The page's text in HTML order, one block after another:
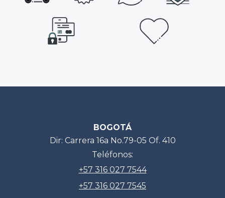
BOGOTÁ
Dir: Carrera 16a No.79-05 Of. 410
Teléfonos:
+57 316 027 7544
+57 316 027 7545